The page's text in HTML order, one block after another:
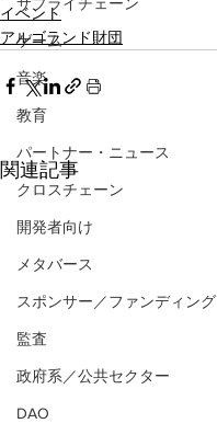
ゲーム
音楽
教育
パートナー・ニュース
クロスチェーン
開発者向け
メタバース
スポンサー／ファンディング
監査
政府系／公共セクター
DAO
イベント
アルゴランド財団
関連記事